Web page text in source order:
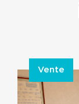
Vente